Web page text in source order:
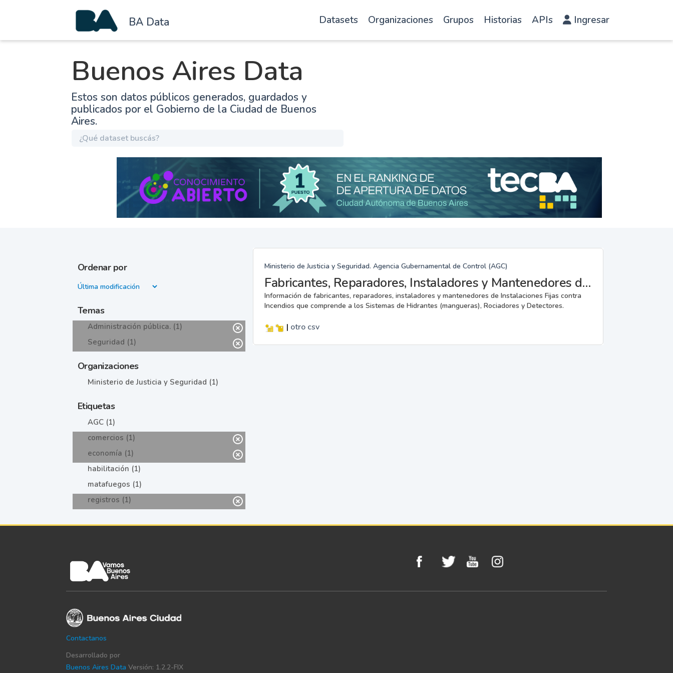
BA Data Datasets Organizaciones Grupos Historias APIs Ingresar
Buenos Aires Data
Estos son datos públicos generados, guardados y
publicados por el Gobierno de la Ciudad de Buenos
Aires.
Ordenar por
Temas
Administración pública. (1)
Seguridad (1)
Organizaciones
Ministerio de Justicia y Seguridad (1)
Etiquetas
AGC (1)
comercios (1)
economía (1)
habilitación (1)
matafuegos (1)
registros (1)
Ministerio de Justicia y Seguridad. Agencia Gubernamental de Control (AGC)
Fabricantes, Reparadores, Instaladores y Mantenedores de Instalaciones Fijas contra Incendios.
Información de fabricantes, reparadores, instaladores y mantenedores de Instalaciones Fijas contra
Incendios que comprende a los Sistemas de Hidrantes (mangueras), Rociadores y Detectores.
| otro csv
Contactanos
Desarrollado por
Buenos Aires Data Versión: 1.2.2-FIX